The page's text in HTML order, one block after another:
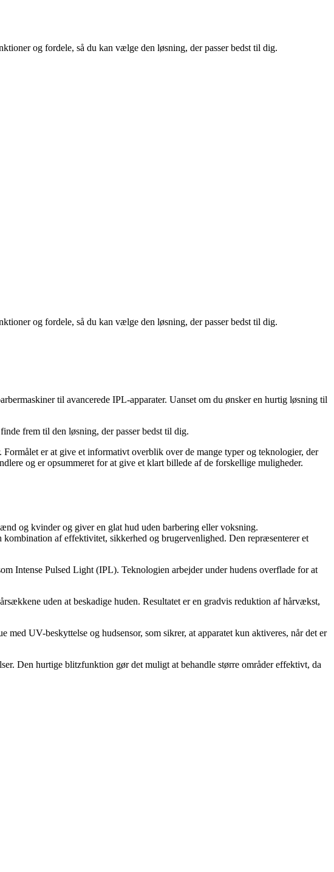
og fordele, så du kan vælge den løsning, der passer bedst til dig.
og fordele, så du kan vælge den løsning, der passer bedst til dig.
til avancerede IPL-apparater. Uanset om du ønsker en hurtig løsning til
frem til den løsning, der passer bedst til dig.
er at give et informativt overblik over de mange typer og teknologier, der
og er opsummeret for at give et klart billede af de forskellige muligheder.
og kvinder og giver en glat hud uden barbering eller voksning.
af effektivitet, sikkerhed og brugervenlighed. Den repræsenterer et
Intense Pulsed Light (IPL). Teknologien arbejder under hudens overflade for at
uden at beskadige huden. Resultatet er en gradvis reduktion af hårvækst,
UV-beskyttelse og hudsensor, som sikrer, at apparatet kun aktiveres, når det er
Den hurtige blitzfunktion gør det muligt at behandle større områder effektivt, da